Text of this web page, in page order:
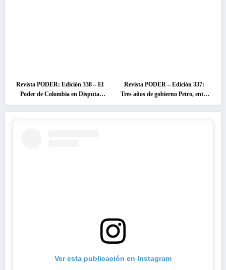
Revista PODER: Edición 338 – El
Poder de Colombia en Disputa
2026
Revista PODER – Edición 337:
Tres años de gobierno Petro, entre
el cambio prometido y el
desencanto ciudadano
Ver esta publicación en Instagram